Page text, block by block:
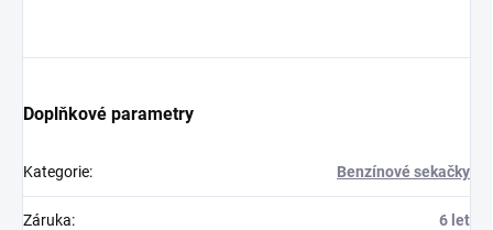
Doplňkové parametry
Kategorie: Benzínové sekačky
Záruka: 6 let